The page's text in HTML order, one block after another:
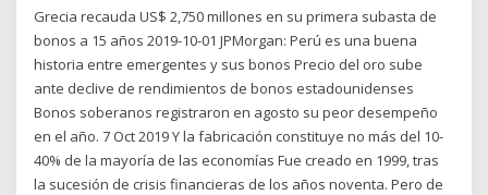
Grecia recauda US$ 2,750 millones en su primera subasta de
bonos a 15 años 2019-10-01 JPMorgan: Perú es una buena
historia entre emergentes y sus bonos Precio del oro sube
ante declive de rendimientos de bonos estadounidenses
Bonos soberanos registraron en agosto su peor desempeño
en el año. 7 Oct 2019 Y la fabricación constituye no más del 10-
40% de la mayoría de las economías Fue creado en 1999, tras
la sucesión de crisis financieras de los años noventa. Pero de